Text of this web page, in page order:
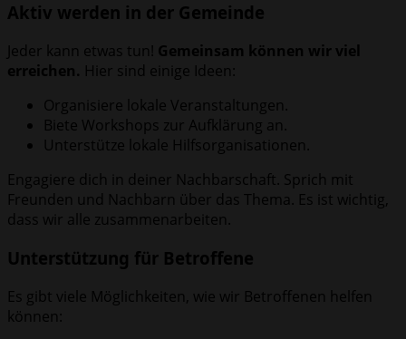
Aktiv werden in der Gemeinde
Jeder kann etwas tun! Gemeinsam können wir viel
erreichen. Hier sind einige Ideen:
Organisiere lokale Veranstaltungen.
Biete Workshops zur Aufklärung an.
Unterstütze lokale Hilfsorganisationen.
Engagiere dich in deiner Nachbarschaft. Sprich mit
Freunden und Nachbarn über das Thema. Es ist wichtig,
dass wir alle zusammenarbeiten.
Unterstützung für Betroffene
Es gibt viele Möglichkeiten, wie wir Betroffenen helfen
können: